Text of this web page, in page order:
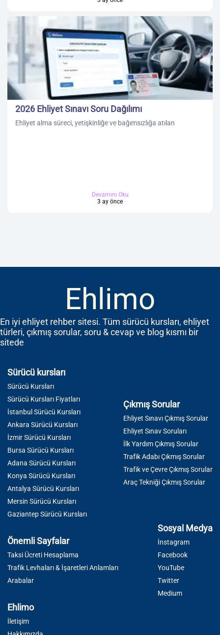
2026 Ehliyet Sınavı Soru Dağılımı
Ehliyet alma süreci, yetişkinliğe ve bağımsızlığa atılan
Devamını Oku
3 ay önce
Ehlimo
En iyi ehliyet rehber sitesi. Tüm sürücü kursları, ehliyet
türleri, çıkmış sorular, soru & cevap ve blog kısmı bir
sitede
Sürücü kursları
Sürücü Kursları
Sürücü Kursları Fiyatları
İstanbul Sürücü Kursları
Ankara Sürücü Kursları
İzmir Sürücü Kursları
Bursa Sürücü Kursları
Adana Sürücü Kursları
Konya Sürücü Kursları
Antalya Sürücü Kursları
Mersin Sürücü Kursları
Gaziantep Sürücü Kursları
Çıkmış Sorular
Ehliyet Sınavı Çıkmış Sorular
Ehliyet Sınav Soruları
İlk Yardım Çıkmış Sorular
Trafik Adabı Çıkmış Sorular
Trafik ve Çevre Çıkmış Sorular
Araç Tekniği Çıkmış Sorular
Önemli Sayfalar
Taksi Ücreti Hesaplama
Trafik Levhaları & İşaretleri Anlamları
Arabalar
Sosyal Medya
İnstagram
Facebook
YouTube
Twitter
Medium
Ehlimo
İletişim